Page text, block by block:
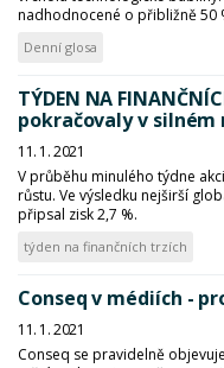
nadhodnocené o přibližně 50
Denní glosa
TÝDEN NA
pokračovaly v silném
11. 1. 2021
V průběhu minulého týdne
růstu. Ve výsledku nejširší
připsal zisk 2,7 %.
týden na finančních trzích
Conseq v médiích -
11. 1. 2021
Conseq se pravidelně